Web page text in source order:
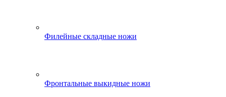
Филейные складные ножи
Фронтальные выкидные ножи